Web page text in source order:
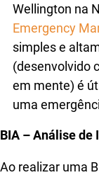
Wellington na
Emergency
simples e
(desenvolvido
em mente) é
uma
BIA – Análise de
Ao realizar uma